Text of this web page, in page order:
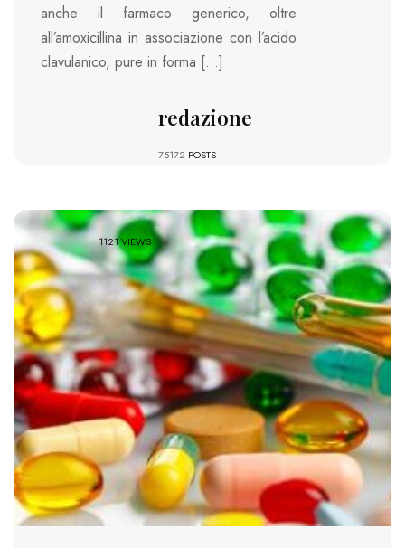
anche il farmaco generico, oltre
all’amoxicillina in associazione con l’acido
clavulanico, pure in forma […]
redazione
75172 POSTS
1121 VIEWS